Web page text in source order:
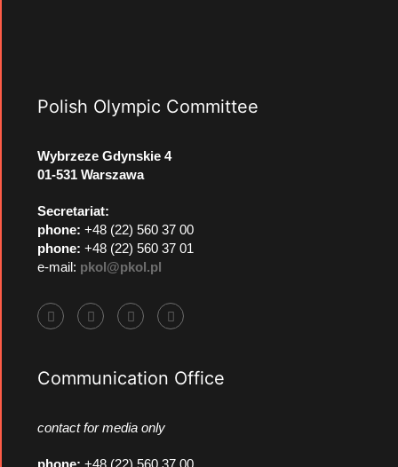
Polish Olympic Committee
Wybrzeze Gdynskie 4
01-531 Warszawa
Secretariat:
phone: +48 (22) 560 37 00
phone: +48 (22) 560 37 01
e-mail: pkol@pkol.pl
Communication Office
contact for media only
phone: +48 (22) 560 37 00